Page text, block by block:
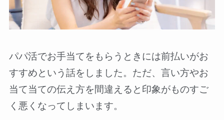
パパ活でお手当てをもらうときには前払いがお
すすめという話をしました。ただ、言い方やお
当て当ての伝え方を間違えると印象がものすご
く悪くなってしまいます。